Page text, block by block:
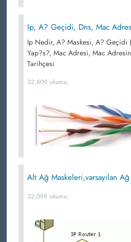
Ip, A? Geçidi, Dns, Mac
Ip Nedir, A? Maskesi, A? Geçidi
Yap?s?, Mac Adresi, Mac
Tarihçesi
32,809 okuma,
Alt Ağ Maskeleri,varsayılan
32,098 okuma,